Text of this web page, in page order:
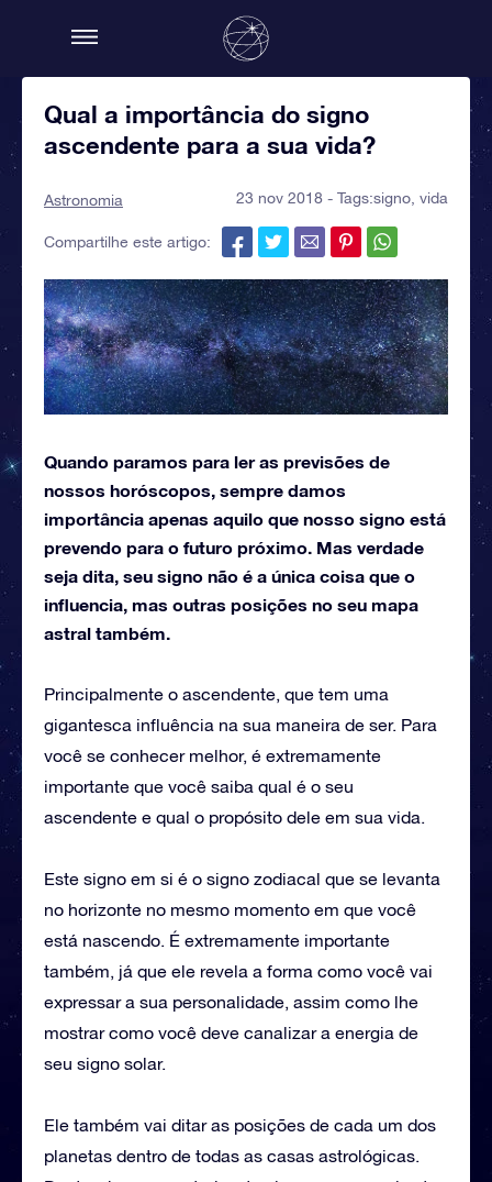
Qual a importância do signo
ascendente para a sua vida?
Astronomia 23 nov 2018 - Tags:signo vida
Compartilhe este artigo:
Quando paramos para ler as previsões de
nossos horóscopos, sempre damos
importância apenas aquilo que nosso signo está
prevendo para o futuro próximo. Mas verdade
seja dita, seu signo não é a única coisa que o
influencia, mas outras posições no seu mapa
astral também.
Principalmente o ascendente, que tem uma
gigantesca influência na sua maneira de ser. Para
você se conhecer melhor, é extremamente
importante que você saiba qual é o seu
ascendente e qual o propósito dele em sua vida.
Este signo em si é o signo zodiacal que se levanta
no horizonte no mesmo momento em que você
está nascendo. É extremamente importante
também, já que ele revela a forma como você vai
expressar a sua personalidade, assim como lhe
mostrar como você deve canalizar a energia de
seu signo solar.
Ele também vai ditar as posições de cada um dos
planetas dentro de todas as casas astrológicas.